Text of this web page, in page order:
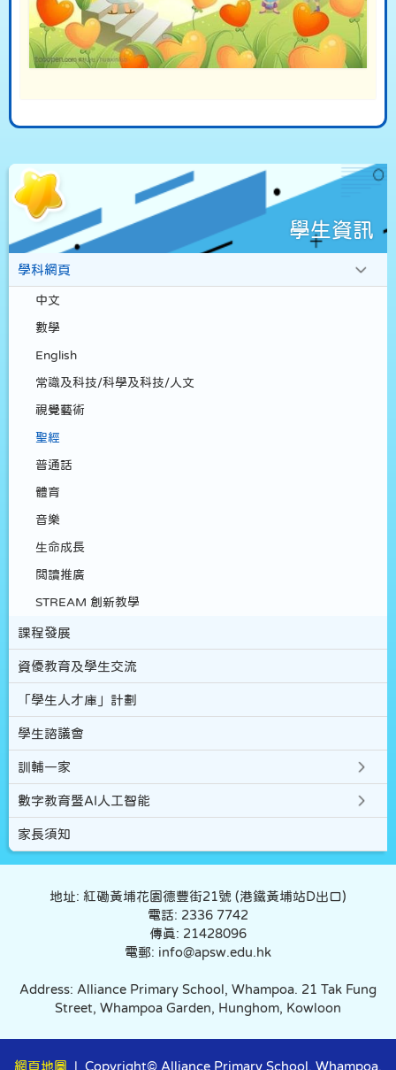
學生資訊
學科網頁
中文
數學
English
常識及科技/科學及科技/人文
視覺藝術
聖經
普通話
體育
音樂
生命成長
閲讀推廣
STREAM 創新教學
課程發展
資優教育及學生交流
「學生人才庫」計劃
學生諮議會
訓輔一家
數字教育暨AI人工智能
家長須知
地址: 紅磡黃埔花園德豐街21號 (港鐵黃埔站D出口)
電話: 2336 7742
傳真: 21428096
電郵: info@apsw.edu.hk
Address: Alliance Primary School, Whampoa. 21 Tak Fung
Street, Whampoa Garden, Hunghom, Kowloon
網頁地圖 | Copyright© Alliance Primary School, Whampoa.